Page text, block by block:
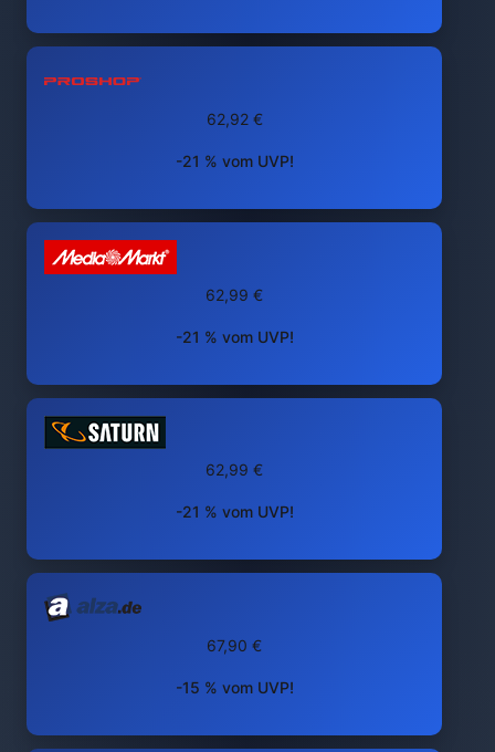
62,92 €
-21 % vom UVP!
62,99 €
-21 % vom UVP!
62,99 €
-21 % vom UVP!
67,90 €
-15 % vom UVP!